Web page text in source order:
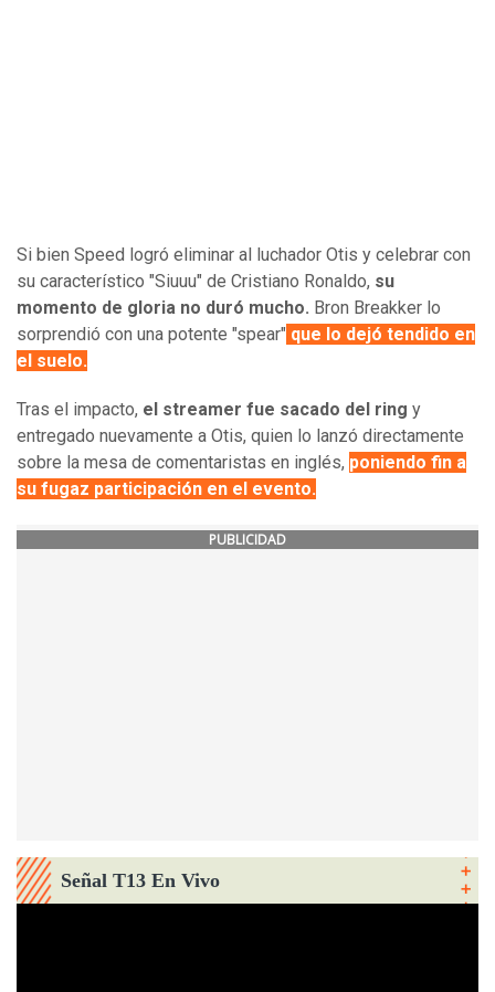
Si bien Speed logró eliminar al luchador Otis y celebrar con
su característico "Siuuu" de Cristiano Ronaldo, su
momento de gloria no duró mucho. Bron Breakker lo
sorprendió con una potente "spear" que lo dejó tendido en
el suelo.
Tras el impacto, el streamer fue sacado del ring y
entregado nuevamente a Otis, quien lo lanzó directamente
sobre la mesa de comentaristas en inglés, poniendo fin a
su fugaz participación en el evento.
PUBLICIDAD
Señal T13 En Vivo